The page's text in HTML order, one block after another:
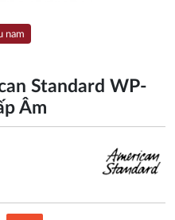
nam
Standard WP-
Âm